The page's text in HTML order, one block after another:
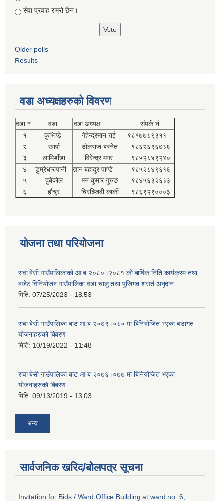
सेवा प्रवाह राम्रो छैन।
Older polls
Results
वडा अध्यक्षहरुको विवरण
वडा नं. वडा वडा अध्यक्ष
संपर्क नं.
१
कुभिण्डे गेहेन्द्रमान राई
९८१७७८९३११
२
खार्पा डोलराज बस्नेत
९८६२६९६७३६
३
लामिडाँडा विरेन्द्र मगर
९८५२८४९२४०
४
डुम्रेधारापानी ज्ञान बहादुर पाण्डे
९८५२८४९६१६
५
दुबेकोल मन कुमार गुरुङ
९८४५६३२६३३
६
हौचुर चिरञ्जिवी कार्की ९८६९२९०००३
योजना तथा परियोजना
रावा बेसी गाउँपालिकाको आ ब २०८०।२०८१ को बार्षिक निति कार्यक्रम तथा
बजेट विनियोजन गाउँपालिका वडा चालु तथा पुजिगत शसर्त अनुदान
मिति: 07/25/2023 - 18:53
रावा बेसी गाउँपालिका बाट आ ब २०७९।०८० मा बिनियोजित भएका वडागत
योजनाहरुको बिबरण
मिति: 10/19/2022 - 11:48
रावा बेसी गाउँपालिका बाट आ ब २०७६।०७७ मा बिनियोजित भएका
योजनाहरुको बिबरण
मिति: 09/13/2019 - 13:03
अन्य
सार्वजनिक खरिद/बोलपत्र सूचना
Invitation for Bids / Ward Office Building at ward no. 6,